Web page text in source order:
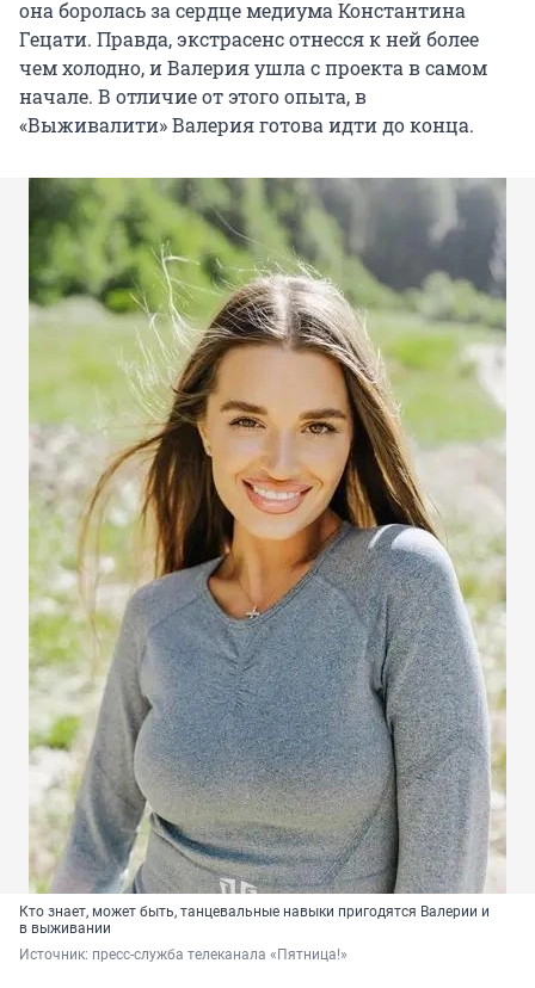
она боролась за сердце медиума Константина
Гецати. Правда, экстрасенс отнесся к ней более
чем холодно, и Валерия ушла с проекта в самом
начале. В отличие от этого опыта, в
«Выживалити» Валерия готова идти до конца.
Кто знает, может быть, танцевальные навыки пригодятся Валерии и
в выживании
Источник: пресс-служба телеканала «Пятница!»